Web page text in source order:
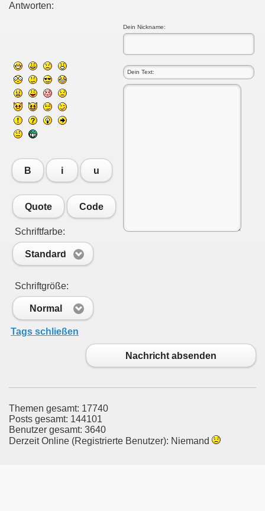
Antworten:
Dein Nickname:
B i u
Quote Code
Schriftfarbe:
Standard
Schriftgröße:
Normal
Tags schließen
Nachricht absenden
Themen gesamt: 17740
Posts gesamt: 144101
Benutzer gesamt: 3640
Derzeit Online (Registrierte Benutzer): Niemand